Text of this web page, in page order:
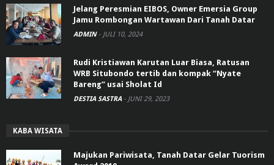
Jelang Peresmian EIBOS, Owner Emersia Group
Jamu Rombongan Wartawan Dari Tanah Datar
ADMIN - JULI 10, 2024
Rudi Kristiawan Karutan Luar Biasa, Ratusan
WRB Situbondo tertib dan kompak “Nyate
Bareng” usai Sholat Id
DESTIA SASTRA - JUNI 29, 2023
KABA WISATA
Majukan Pariwisata, Tanah Datar Gelar Tuorism